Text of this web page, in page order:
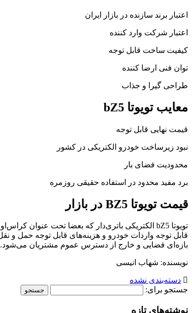
اعتبار برند سازنده در بازار ایران
اعتبار شرکت وارد کننده
کیفیت ساخت قابل توجه
توان فنی ارضا کننده
طراحی گیرا و جذاب
معایب تویوتا bZ5
قیمت نهایی قابل توجه
نبود زیرساخت‌ خودرو الکتریکی در کشور
محدودیت فضای بار
برد مفید محدود در استفاده حقیقی روزمره
قیمت تویوتا BZ5 در بازار
بازه‌ای فضایی و خارج از دسترس عموم مشتریان می‌شود.
نویسنده: شهاب انیسی
دسته‌بندی نشده
جستجو برای:
نوشته‌های تازه